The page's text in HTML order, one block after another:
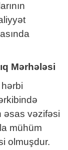
Mərhələsi
əsas vəzifəsi
mühüm
olmuşdur.